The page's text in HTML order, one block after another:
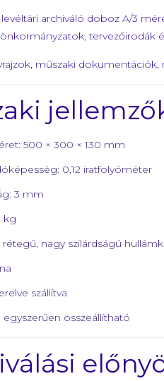
archiváló doboz A/3
tervezőirodák
műszaki
500 × 300 × 130 mm
0,12 iratfolyóméter
3 mm
kg
rétegű, nagy szilárdságú
szállítva
egyszerűen összeállítható